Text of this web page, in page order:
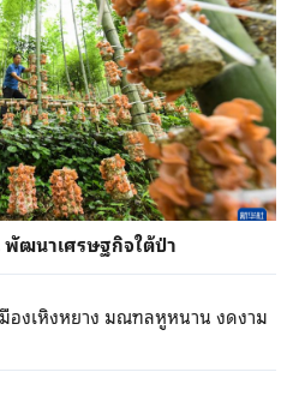
ฒนาเศรษฐกิจใต้ป่า
องเหิงหยาง มณฑลหูหนาน งดงาม